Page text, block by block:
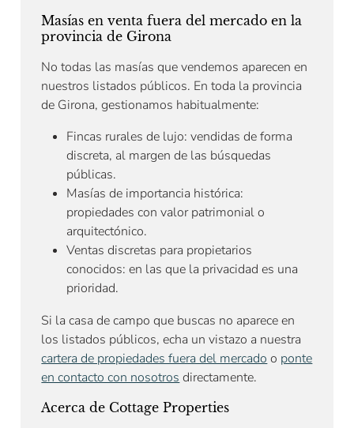
Masías en venta fuera del mercado en la
provincia de Girona
No todas las masías que vendemos aparecen en
nuestros listados públicos. En toda la provincia
de Girona, gestionamos habitualmente:
Fincas rurales de lujo: vendidas de forma
discreta, al margen de las búsquedas
públicas.
Masías de importancia histórica:
propiedades con valor patrimonial o
arquitectónico.
Ventas discretas para propietarios
conocidos: en las que la privacidad es una
prioridad.
Si la casa de campo que buscas no aparece en
los listados públicos, echa un vistazo a nuestra
cartera de propiedades fuera del mercado o ponte
en contacto con nosotros directamente.
Acerca de Cottage Properties